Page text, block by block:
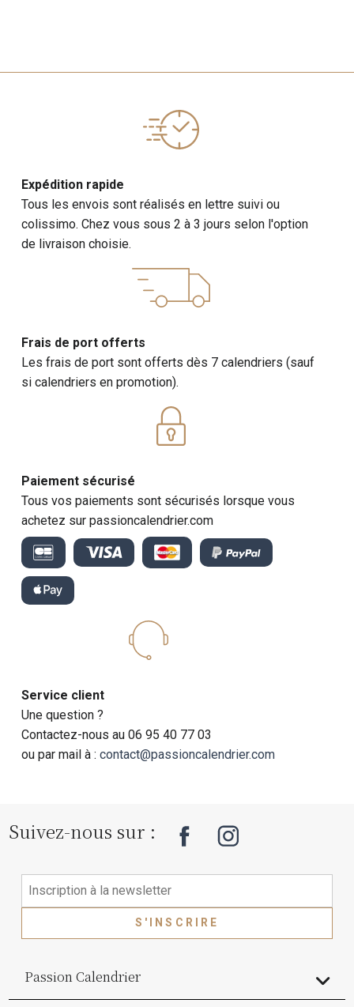
Expédition rapide
Tous les envois sont réalisés en lettre suivi ou
colissimo. Chez vous sous 2 à 3 jours selon l'option
de livraison choisie.
Frais de port offerts
Les frais de port sont offerts dès 7 calendriers (sauf
si calendriers en promotion).
Paiement sécurisé
Tous vos paiements sont sécurisés lorsque vous
achetez sur passioncalendrier.com
Service client
Une question ?
Contactez-nous au 06 95 40 77 03
ou par mail à :contact@passioncalendrier.com
Suivez-nous sur :
S'INSCRIRE
Passion Calendrier